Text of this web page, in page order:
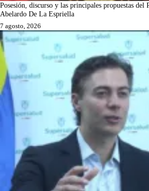
Posesión, discurso y las principales propuestas del
Abelardo De La Espriella
7 agosto, 2026